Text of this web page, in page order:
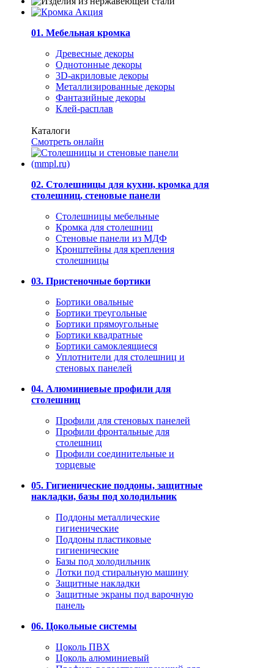
01. Мебельная кромка
Древесные декоры
Однотонные декоры
3D-акриловые декоры
Металлизированные декоры
Фантазийные декоры
Клей-расплав
Каталоги
Смотреть онлайн
02. Столешницы для кухни, кромка для
столешниц, стеновые панели
Столешницы мебельные
Кромка для столешниц
Стеновые панели из МДФ
Кронштейны для крепления
столешницы
03. Пристеночные бортики
Бортики овальные
Бортики треугольные
Бортики прямоугольные
Бортики квадратные
Бортики самоклеящиеся
Уплотнители для столешниц и
стеновых панелей
04. Алюминиевые профили для
столешниц
Профили для стеновых панелей
Профили фронтальные для
столешниц
Профили соединительные и
торцевые
05. Гигиенические поддоны, защитные
накладки, базы под холодильник
Поддоны металлические
гигиенические
Поддоны пластиковые
гигиенические
Базы под холодильник
Лотки под стиральную машину
Защитные накладки
Защитные экраны под варочную
панель
06. Цокольные системы
Цоколь ПВХ
Цоколь алюминиевый